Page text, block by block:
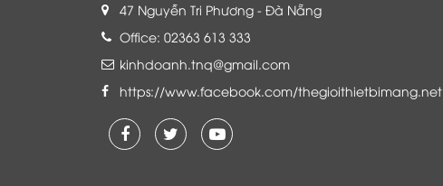
47 Nguyễn Tri Phương - Đà Nẵng
Office: 02363 613 333
kinhdoanh.tnq@gmail.com
https://www.facebook.com/thegioithietbimang.net